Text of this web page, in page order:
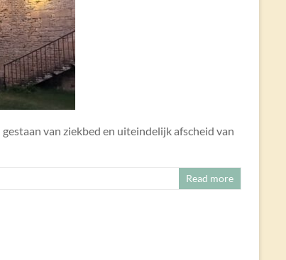
van ziekbed en uiteindelijk afscheid van
Read more